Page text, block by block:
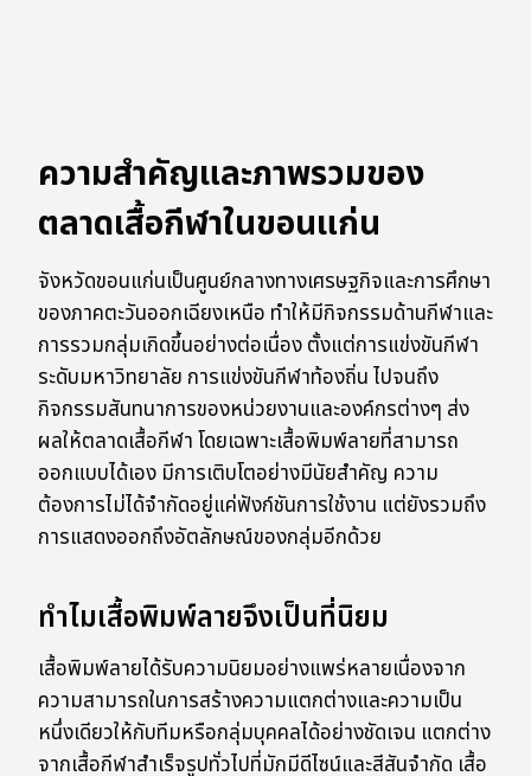
ความสำคัญและภาพรวมของ
ตลาดเสื้อกีฬาในขอนแก่น
จังหวัดขอนแก่นเป็นศูนย์กลางทางเศรษฐกิจและการศึกษา
ของภาคตะวันออกเฉียงเหนือ ทำให้มีกิจกรรมด้านกีฬาและ
การรวมกลุ่มเกิดขึ้นอย่างต่อเนื่อง ตั้งแต่การแข่งขันกีฬา
ระดับมหาวิทยาลัย การแข่งขันกีฬาท้องถิ่น ไปจนถึง
กิจกรรมสันทนาการของหน่วยงานและองค์กรต่างๆ ส่ง
ผลให้ตลาดเสื้อกีฬา โดยเฉพาะเสื้อพิมพ์ลายที่สามารถ
ออกแบบได้เอง มีการเติบโตอย่างมีนัยสำคัญ ความ
ต้องการไม่ได้จำกัดอยู่แค่ฟังก์ชันการใช้งาน แต่ยังรวมถึง
การแสดงออกถึงอัตลักษณ์ของกลุ่มอีกด้วย
ทำไมเสื้อพิมพ์ลายจึงเป็นที่นิยม
เสื้อพิมพ์ลายได้รับความนิยมอย่างแพร่หลายเนื่องจาก
ความสามารถในการสร้างความแตกต่างและความเป็น
หนึ่งเดียวให้กับทีมหรือกลุ่มบุคคลได้อย่างชัดเจน แตกต่าง
จากเสื้อกีฬาสำเร็จรูปทั่วไปที่มักมีดีไซน์และสีสันจำกัด เสื้อ